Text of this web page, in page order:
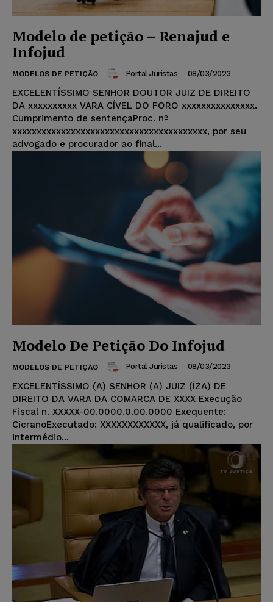
Modelo de petição – Renajud e
Infojud
MODELOS DE PETIÇÃO Portal Juristas - 08/03/2023
EXCELENTÍSSIMO SENHOR DOUTOR JUIZ DE DIREITO
DA xxxxxxxxxx VARA CÍVEL DO FORO xxxxxxxxxxxxxxx.
Cumprimento de sentençaProc. nº
xxxxxxxxxxxxxxxxxxxxxxxxxxxxxxxxxxxxxxxx, por seu
advogado e procurador ao final...
Modelo De Petição Do Infojud
MODELOS DE PETIÇÃO Portal Juristas - 08/03/2023
EXCELENTÍSSIMO (A) SENHOR (A) JUIZ (ÍZA) DE
DIREITO DA VARA DA COMARCA DE XXXX Execução
Fiscal n. XXXXX-00.0000.0.00.0000 Exequente:
CicranoExecutado: XXXXXXXXXXXX, já qualificado, por
intermédio...